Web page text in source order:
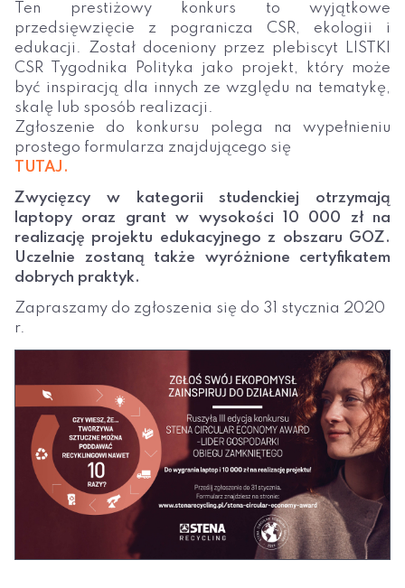
Ten prestiżowy konkurs to wyjątkowe
przedsięwzięcie z pogranicza CSR, ekologii i
edukacji. Został doceniony przez plebiscyt LISTKI
CSR Tygodnika Polityka jako projekt, który może
być inspiracją dla innych ze względu na tematykę,
skalę lub sposób realizacji.
Zgłoszenie do konkursu polega na wypełnieniu
prostego formularza znajdującego się
TUTAJ.
Zwycięzcy w kategorii studenckiej otrzymają
laptopy oraz grant w wysokości 10 000 zł na
realizację projektu edukacyjnego z obszaru GOZ.
Uczelnie zostaną także wyróżnione certyfikatem
dobrych praktyk.
Zapraszamy do zgłoszenia się do 31 stycznia 2020
r.